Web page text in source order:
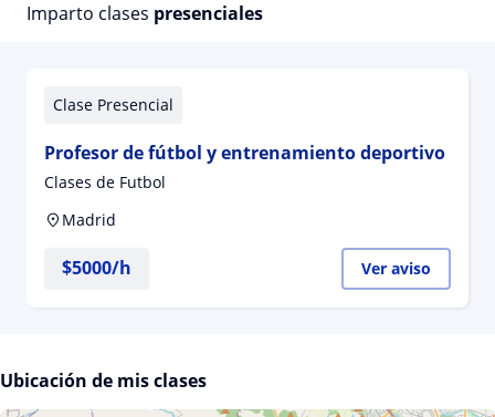
Imparto clases presenciales
Clase Presencial
Profesor de fútbol y entrenamiento deportivo
Clases de Futbol
Madrid
$5000/h Ver aviso
Ubicación de mis clases